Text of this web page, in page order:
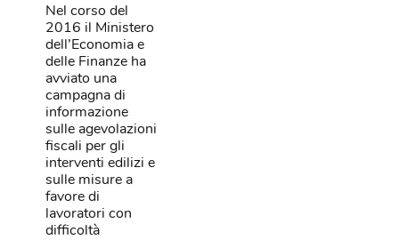
Nel corso del
2016 il Ministero
dell’Economia e
delle Finanze ha
avviato una
campagna di
informazione
sulle agevolazioni
fiscali per gli
interventi edilizi e
sulle misure a
favore di
lavoratori con
difficoltà